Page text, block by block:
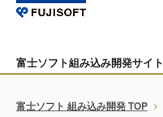
富士ソフト組み込み開発サイト
富士ソフト 組み込み開発 TOP